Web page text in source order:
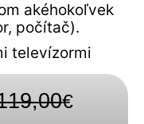
akéhokoľvek
počítač).
televízormi
€